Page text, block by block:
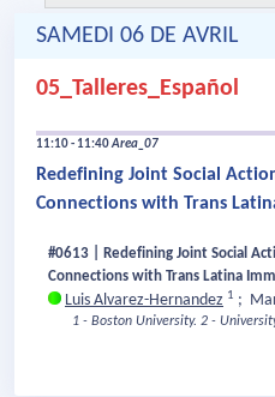
SAMEDI 06 DE AVRIL
05_Talleres_Español
11:10 - 11:40Area_07
Redefining Joint Social
Connections with Trans
#0613 | Redefining Joint Social
Connections with Trans Latina
Luis Alvarez-Hernandez 1 ;
1 - Boston University. 2 -